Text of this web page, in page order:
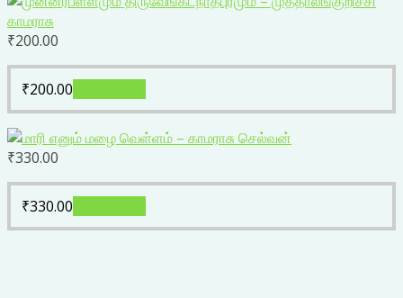
₹200.00
₹200.00
₹330.00
₹330.00